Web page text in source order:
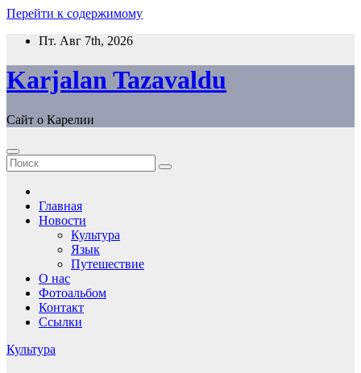
Перейти к содержимому
Пт. Авг 7th, 2026
Karjalan Tazavaldu
Сайт о Карелии
Главная
Новости
Культура
Язык
Путешествие
О нас
Фотоальбом
Контакт
Ссылки
Культура